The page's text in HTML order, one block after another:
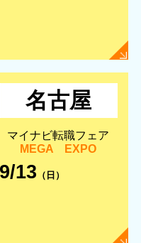
名古屋
マイナビ転職フェア
MEGA EXPO
9/13 （日）